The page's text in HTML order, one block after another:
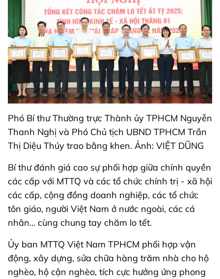
Phó Bí thư Thường trực Thành ủy TPHCM Nguyễn
Thanh Nghị và Phó Chủ tịch UBND TPHCM Trần
Thị Diệu Thúy trao bằng khen. Ảnh: VIỆT DŨNG
Bí thư đánh giá cao sự phối hợp giữa chính quyền
các cấp với MTTQ và các tổ chức chính trị - xã hội
các cấp, cộng đồng doanh nghiệp, các tổ chức
tôn giáo, người Việt Nam ở nước ngoài, các cá
nhân... cùng chung tay chăm lo tết.
Ủy ban MTTQ Việt Nam TPHCM phối hợp vận
động, xây dựng, sửa chữa hàng trăm nhà cho hộ
nghèo, hộ cận nghèo, tích cực hưởng ứng phong